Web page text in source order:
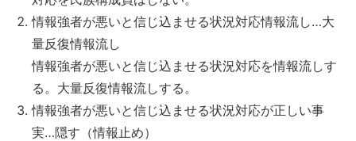
情報強者が悪いと信じ込ませる状況対応情報流し…大
量反復情報流し
情報強者が悪いと信じ込ませる状況対応を情報流しす
る。大量反復情報流しする。
情報強者が悪いと信じ込ませる状況対応が正しい事
実…隠す（情報止め）